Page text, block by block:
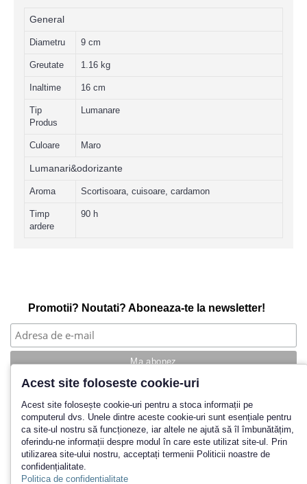
General
Diametru 9 cm
Greutate 1.16 kg
Inaltime 16 cm
Tip
Produs
Lumanare
Culoare Maro
Lumanari&odorizante
Aroma Scortisoara, cuisoare, cardamon
Timp
ardere
90 h
Promotii? Noutati? Aboneaza-te la newsletter!
Povestea noastra
Cum cumpar?
Termeni si conditii
Politica de retur
Contact
Inregistrare
Acest site foloseste cookie-uri
Acest site folosește cookie-uri pentru a stoca informații pe
computerul dvs. Unele dintre aceste cookie-uri sunt esențiale pentru
ca site-ul nostru să funcționeze, iar altele ne ajută să îl îmbunătățim,
oferindu-ne informații despre modul în care este utilizat site-ul. Prin
utilizarea site-ului nostru, acceptați termenii Politicii noastre de
confidențialitate.
Politica de confidentialitate